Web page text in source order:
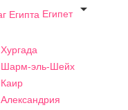
Египет

Хургада
Шарм-эль-Шейх
Каир
Александрия